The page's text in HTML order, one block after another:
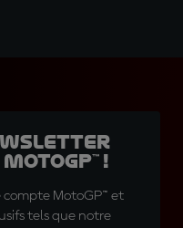
!
MotoGP™ et
tels que notre